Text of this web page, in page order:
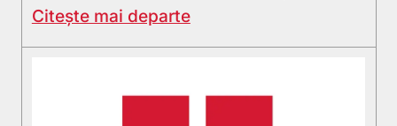
Citește mai departe